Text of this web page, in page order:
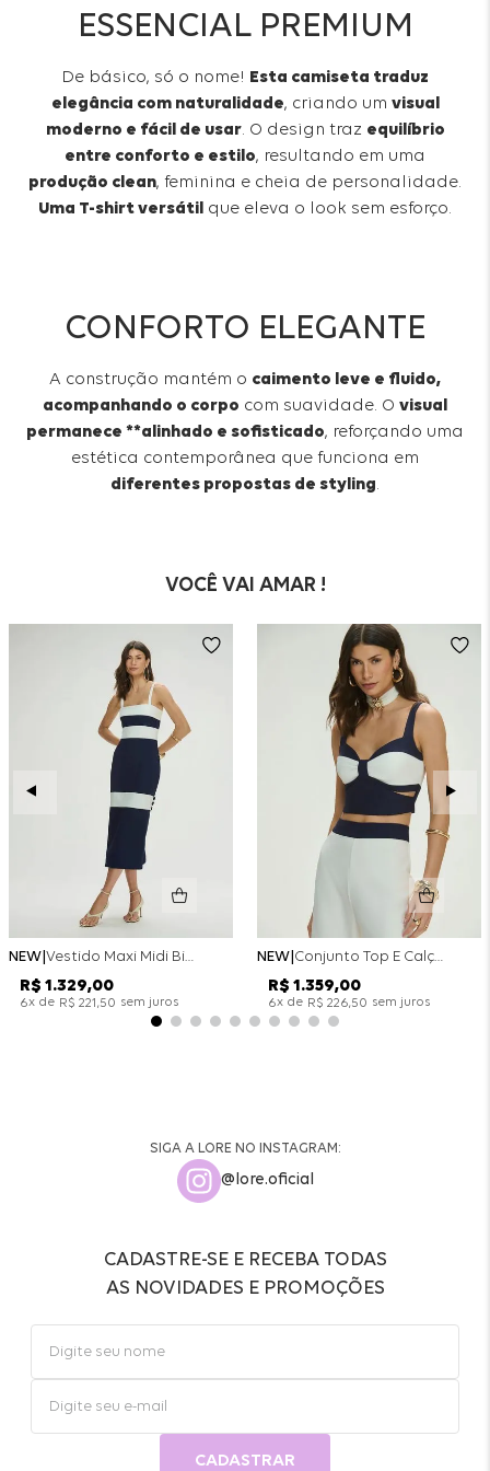
ESSENCIAL PREMIUM
De básico, só o nome! Esta camiseta traduz
elegância com naturalidade, criando um visual
moderno e fácil de usar. O design traz equilíbrio
entre conforto e estilo, resultando em uma
produção clean, feminina e cheia de personalidade.
Uma T-shirt versátil que eleva o look sem esforço.
CONFORTO ELEGANTE
A construção mantém o caimento leve e fluido,
acompanhando o corpo com suavidade. O visual
permanece **alinhado e sofisticado, reforçando uma
estética contemporânea que funciona em
diferentes propostas de styling.
VOCÊ VAI AMAR !
NEW Vestido Maxi Midi Bicolor Alfaitaria Navy - Marinho
R$ 1.329,00
6x de R$ 221,50 sem juros
NEW Conjunto Top E Calça Wide Leg Bicolor Alfaitaria - Off White
R$ 1.359,00
6x de R$ 226,50 sem juros
SIGA A LORE NO INSTAGRAM:
@lore.oficial
CADASTRE-SE E RECEBA TODAS
AS NOVIDADES E PROMOÇÕES
CADASTRAR